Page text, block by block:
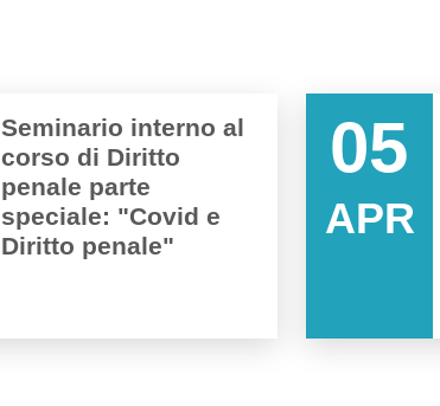
Seminario interno al
corso di Diritto
penale parte
speciale: "Covid e
Diritto penale"
05
APR